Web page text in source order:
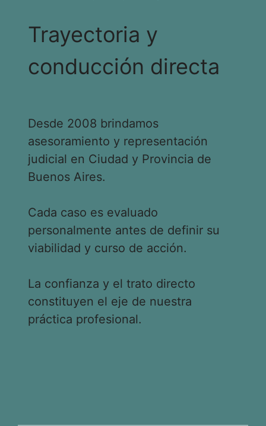
Trayectoria y
conducción directa
Desde 2008 brindamos
asesoramiento y representación
judicial en Ciudad y Provincia de
Buenos Aires.
Cada caso es evaluado
personalmente antes de definir su
viabilidad y curso de acción.
La confianza y el trato directo
constituyen el eje de nuestra
práctica profesional.